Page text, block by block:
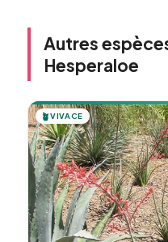
Autres
Hesperaloe
🪴VIVACE